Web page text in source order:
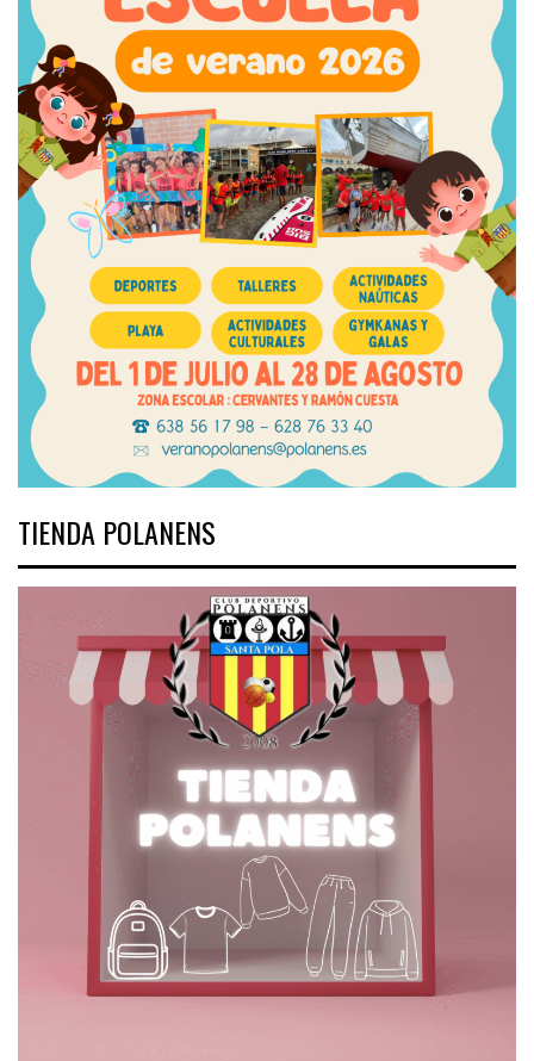
TIENDA POLANENS